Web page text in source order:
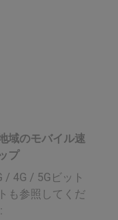
域のモバイル速
プ
/ 4G / 5Gビット
も参照してくだ